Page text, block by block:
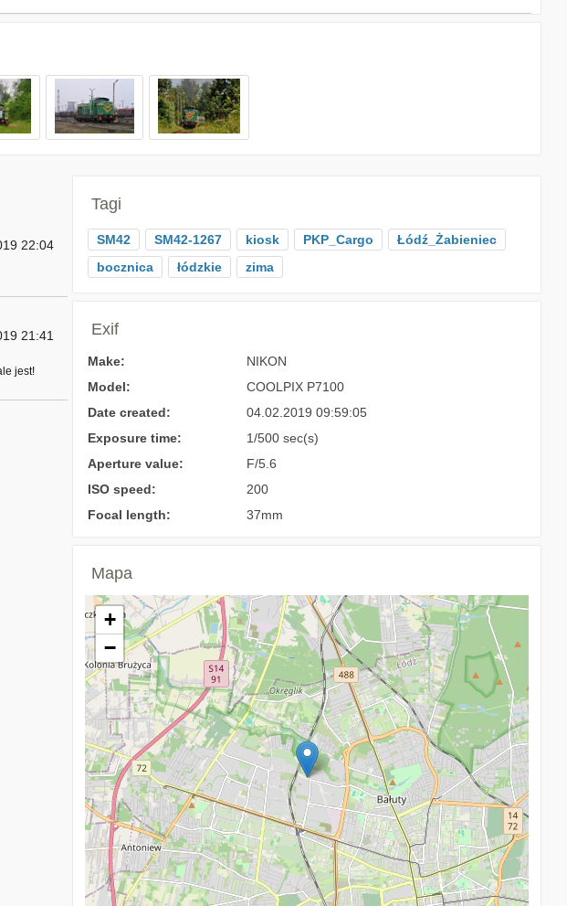
22:04
21:41
jest!
Tagi
SM42 SM42-1267 kiosk PKP_Cargo
Łódź_Żabieniec
bocznica
łódzkie zima
Exif
Make:
NIKON
Model:
COOLPIX P7100
Date created:
04.02.2019 09:59:05
Exposure time:
1/500 sec(s)
Aperture value:
F/5.6
ISO speed:
200
Focal length:
37mm
Mapa
+
−